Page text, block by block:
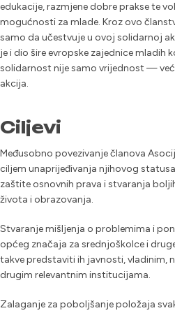
edukacije, razmjene dobre prakse te
mogućnosti za mlade. Kroz ovo
samo da učestvuje u ovoj solidarnoj
je i dio šire evropske zajednice mladih
solidarnost nije samo vrijednost —
akcija.
Ciljevi
Međusobno povezivanje članova
ciljem unaprijeđivanja njihovog
zaštite osnovnih prava i stvaranja
života i obrazovanja.
Stvaranje mišljenja o problemima i
općeg značaja za srednjoškolce i
takve predstaviti ih javnosti, vladinim,
drugim relevantnim institucijama.
Zalaganje za poboljšanje položaja